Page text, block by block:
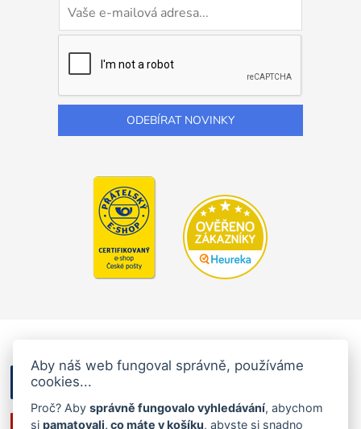
Aby náš web fungoval správně, používáme
cookies...
Proč? Abysprávně fungovalo vyhledávání, abychom
sipamatovali, co máte v košíku, abyste si snadno